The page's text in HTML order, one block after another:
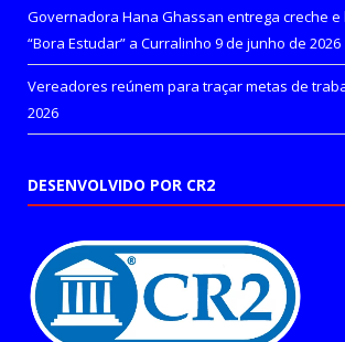
Governadora Hana Ghassan entrega creche
“Bora Estudar” a Curralinho 9 de junho de 2026
Vereadores reúnem para traçar metas de
2026
DESENVOLVIDO POR CR2